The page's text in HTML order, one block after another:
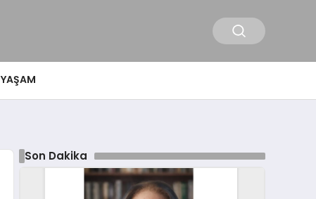
YAŞAM
Son Dakika